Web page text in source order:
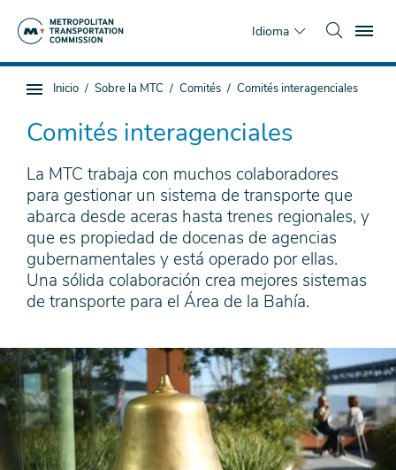
Idioma
Navegación
de
subpágina
Estás
Inicio Sobre la MTC Comités Comités interagenciales
Comités interagenciales
La MTC trabaja con muchos colaboradores
para gestionar un sistema de transporte que
abarca desde aceras hasta trenes regionales, y
que es propiedad de docenas de agencias
gubernamentales y está operado por ellas.
Una sólida colaboración crea mejores sistemas
de transporte para el Área de la Bahía.